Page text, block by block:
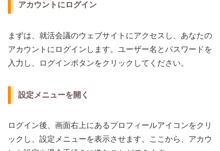
アカウントにログイン
まずは、就活会議のウェブサイトにアクセスし、あなたの
アカウントにログインします。ユーザー名とパスワードを
入力し、ログインボタンをクリックしてください。
設定メニューを開く
ログイン後、画面右上にあるプロフィールアイコンをクリ
ックし、設定メニューを表示させます。ここから、アカウ